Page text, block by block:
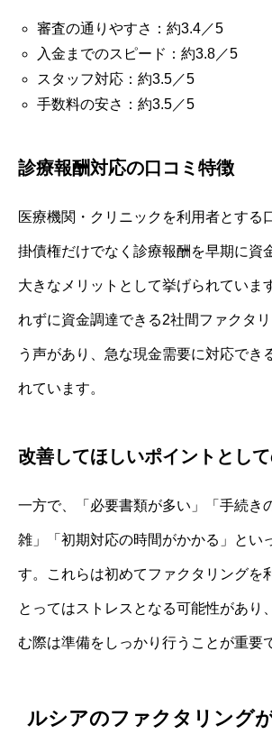
審査の通りやすさ：約3.4／5
入金までのスピード：約3.8／5
スタッフ対応：約3.5／5
手数料の安さ：約3.5／5
診療報酬対応の口コミ特徴
医療機関・クリニックを利用者とする
掛債権だけでなく診療報酬を早期に資
大きなメリットとして挙げられていま
れずに資金調達できる2社間ファクタ
う声があり、急な現金需要に対応でき
れています。
改善してほしいポイントとして
一方で、「必要書類が多い」「手続き
雑」「初期対応の時間がかかる」とい
す。これらは初めてファクタリングを
とってはストレスとなる可能性があり
む際は準備をしっかり行うことが重要
ルシアのファクタリング